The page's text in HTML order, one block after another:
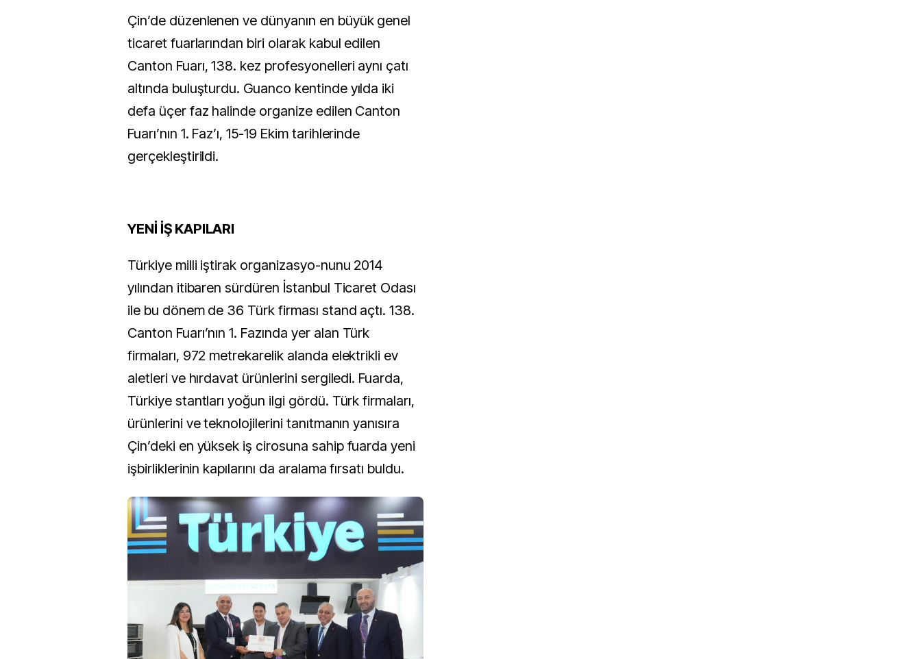
Çin’de düzenlenen ve dünyanın en büyük genel
ticaret fuarlarından biri olarak kabul edilen
Canton Fuarı, 138. kez profesyonelleri aynı çatı
altında buluşturdu. Guanco kentinde yılda iki
defa üçer faz halinde organize edilen Canton
Fuarı’nın 1. Faz’ı, 15-19 Ekim tarihlerinde
gerçekleştirildi.
YENİ İŞ KAPILARI
Türkiye milli iştirak organizasyo-nunu 2014
yılından itibaren sürdüren İstanbul Ticaret Odası
ile bu dönem de 36 Türk firması stand açtı. 138.
Canton Fuarı’nın 1. Fazında yer alan Türk
firmaları, 972 metrekarelik alanda elektrikli ev
aletleri ve hırdavat ürünlerini sergiledi. Fuarda,
Türkiye stantları yoğun ilgi gördü. Türk firmaları,
ürünlerini ve teknolojilerini tanıtmanın yanısıra
Çin’deki en yüksek iş cirosuna sahip fuarda yeni
işbirliklerinin kapılarını da aralama fırsatı buldu.